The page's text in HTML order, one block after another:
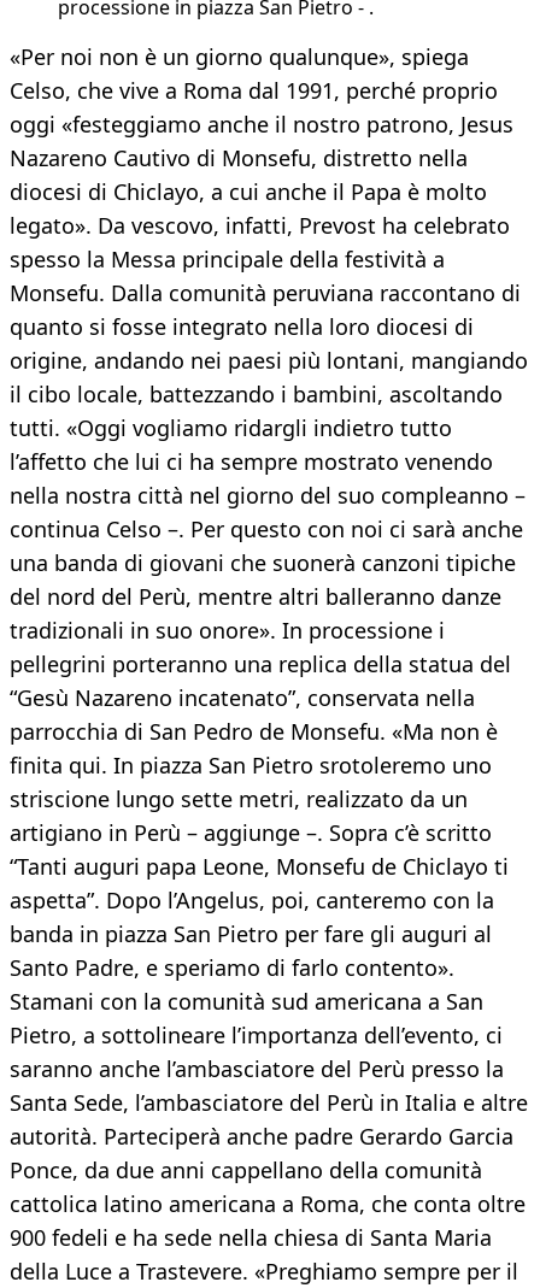
processione in piazza San Pietro - .
«Per noi non è un giorno qualunque», spiega
Celso, che vive a Roma dal 1991, perché proprio
oggi «festeggiamo anche il nostro patrono, Jesus
Nazareno Cautivo di Monsefu, distretto nella
diocesi di Chiclayo, a cui anche il Papa è molto
legato». Da vescovo, infatti, Prevost ha celebrato
spesso la Messa principale della festività a
Monsefu. Dalla comunità peruviana raccontano di
quanto si fosse integrato nella loro diocesi di
origine, andando nei paesi più lontani, mangiando
il cibo locale, battezzando i bambini, ascoltando
tutti. «Oggi vogliamo ridargli indietro tutto
l’affetto che lui ci ha sempre mostrato venendo
nella nostra città nel giorno del suo compleanno –
continua Celso –. Per questo con noi ci sarà anche
una banda di giovani che suonerà canzoni tipiche
del nord del Perù, mentre altri balleranno danze
tradizionali in suo onore». In processione i
pellegrini porteranno una replica della statua del
“Gesù Nazareno incatenato”, conservata nella
parrocchia di San Pedro de Monsefu. «Ma non è
finita qui. In piazza San Pietro srotoleremo uno
striscione lungo sette metri, realizzato da un
artigiano in Perù – aggiunge –. Sopra c’è scritto
“Tanti auguri papa Leone, Monsefu de Chiclayo ti
aspetta”. Dopo l’Angelus, poi, canteremo con la
banda in piazza San Pietro per fare gli auguri al
Santo Padre, e speriamo di farlo contento».
Stamani con la comunità sud americana a San
Pietro, a sottolineare l’importanza dell’evento, ci
saranno anche l’ambasciatore del Perù presso la
Santa Sede, l’ambasciatore del Perù in Italia e altre
autorità. Parteciperà anche padre Gerardo Garcia
Ponce, da due anni cappellano della comunità
cattolica latino americana a Roma, che conta oltre
900 fedeli e ha sede nella chiesa di Santa Maria
della Luce a Trastevere. «Preghiamo sempre per il